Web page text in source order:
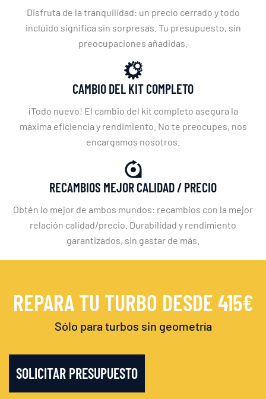
Disfruta de la tranquilidad: un precio cerrado y todo
incluido significa sin sorpresas. Tu presupuesto, sin
preocupaciones añadidas.
CAMBIO DEL KIT COMPLETO
¡Todo nuevo! El cambio del kit completo asegura la
máxima eficiencia y rendimiento. No te preocupes, nos
encargamos nosotros.
RECAMBIOS MEJOR CALIDAD / PRECIO
Obtén lo mejor de ambos mundos: recambios con la mejor
relación calidad/precio. Durabilidad y rendimiento
garantizados, sin gastar de más.
REPARA TU TURBO DESDE 415€
Sólo para turbos sin geometría
SOLICITAR PRESUPUESTO